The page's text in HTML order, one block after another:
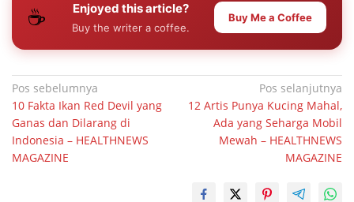
☕ Enjoyed this article?
Buy the writer a coffee.
Buy Me a Coffee
Navigasi
pos
Pos sebelumnya
10 Fakta Ikan Red Devil yang
Ganas dan Dilarang di
Indonesia – HEALTHNEWS
MAGAZINE
Pos selanjutnya
12 Artis Punya Kucing Mahal,
Ada yang Seharga Mobil
Mewah – HEALTHNEWS
MAGAZINE